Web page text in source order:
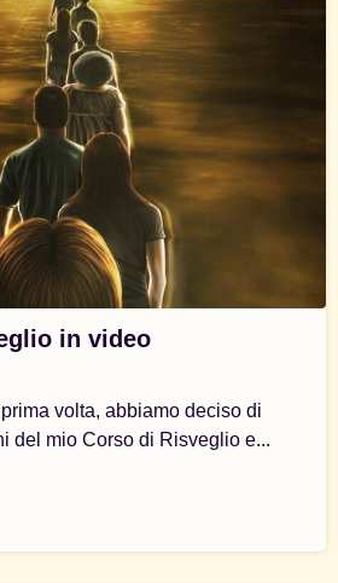
in video
volta, abbiamo deciso di
del mio Corso di Risveglio e...